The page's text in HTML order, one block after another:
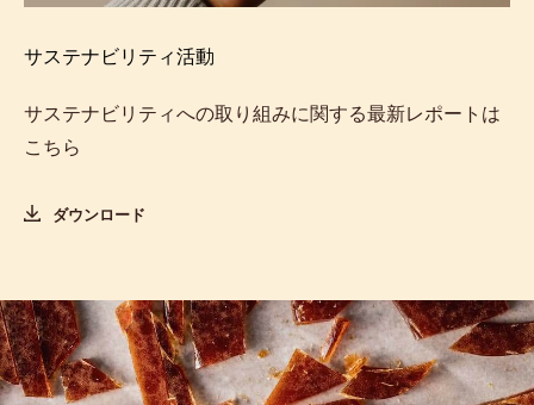
サステナビリティ活動
サステナビリティへの取り組みに関する最新レポートは
こちら
ダウンロード